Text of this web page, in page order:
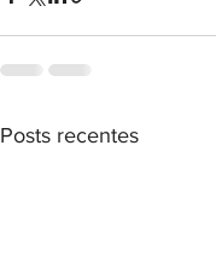
Posts recentes